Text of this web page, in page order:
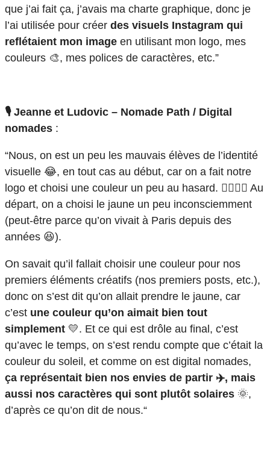
que j’ai fait ça, j’avais ma charte graphique, donc je
l’ai utilisée pour créer des visuels Instagram qui
reflétaient mon image en utilisant mon logo, mes
couleurs 🎨, mes polices de caractères, etc.”
🎙️ Jeanne et Ludovic – Nomade Path / Digital
nomades :
“Nous, on est un peu les mauvais élèves de l’identité
visuelle 😂, en tout cas au début, car on a fait notre
logo et choisi une couleur un peu au hasard. 🤷‍♀️🤷‍♂️ Au
départ, on a choisi le jaune un peu inconsciemment
(peut-être parce qu’on vivait à Paris depuis des
années 😆).
On savait qu’il fallait choisir une couleur pour nos
premiers éléments créatifs (nos premiers posts, etc.),
donc on s’est dit qu’on allait prendre le jaune, car
c’est une couleur qu’on aimait bien tout
simplement 💛. Et ce qui est drôle au final, c’est
qu’avec le temps, on s’est rendu compte que c’était la
couleur du soleil, et comme on est digital nomades,
ça représentait bien nos envies de partir ✈️, mais
aussi nos caractères qui sont plutôt solaires 🌞,
d’après ce qu’on dit de nous.“